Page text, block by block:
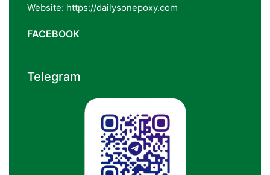
Website: https://dailysonepoxy.com
FACEBOOK
Telegram